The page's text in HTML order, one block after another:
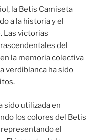
la Betis Camiseta
a la historia y el
Las victorias
del
la memoria colectiva
verdiblanca ha sido
sido utilizada en
los colores del Betis
el